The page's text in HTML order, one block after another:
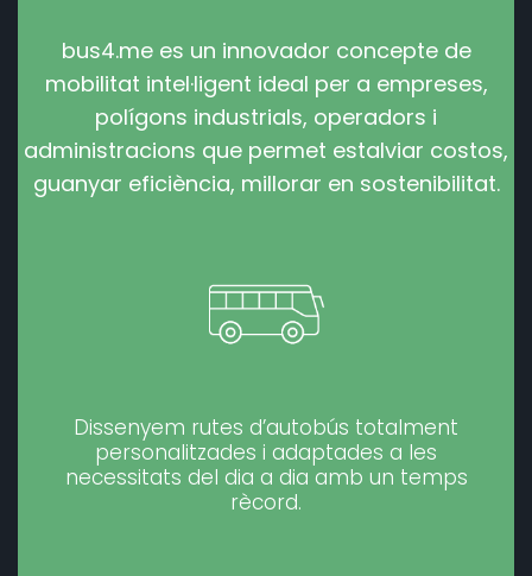
bus4.me es un innovador concepte de
mobilitat intel·ligent ideal per a empreses,
polígons industrials, operadors i
administracions que permet estalviar costos,
guanyar eficiència, millorar en sostenibilitat.
Dissenyem rutes d’autobús totalment
personalitzades i adaptades a les
necessitats del dia a dia amb un temps
rècord.